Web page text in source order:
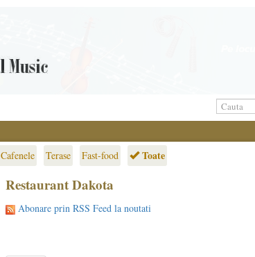
Cafenele Terase Fast-food Toate
Restaurant Dakota
Abonare prin RSS Feed la noutati